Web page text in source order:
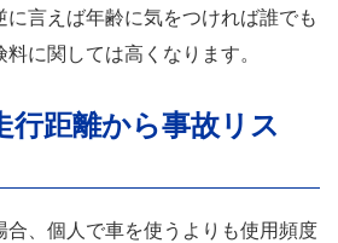
言えば年齢に気をつければ誰でも
に関しては高くなります。
行距離から事故リス
合、個人で車を使うよりも使用頻度